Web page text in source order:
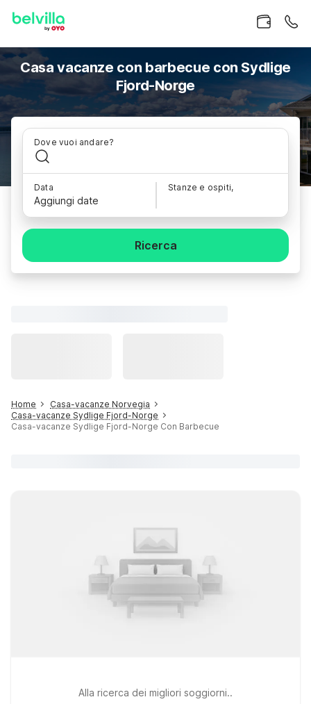
Casa vacanze con barbecue con Sydlige
Fjord-Norge
Dove vuoi andare?
Data
Aggiungi date
Stanze e ospiti,
Ricerca
Home
Casa-vacanze Norvegia
Casa-vacanze Sydlige Fjord-Norge
Casa-vacanze Sydlige Fjord-Norge Con Barbecue
Alla ricerca dei migliori soggiorni..